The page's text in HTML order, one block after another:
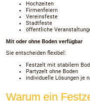
Hochzeiten
Firmenfeiern
Vereinsfeste
Stadtfeste
öffentliche
Mit oder ohne Boden verfügbar
Sie entscheiden flexibel:
Festzelt mit stabilem
Partyzelt ohne Boden
individuelle Lösungen je
Warum ein